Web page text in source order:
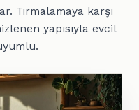
Tırmalamaya karşı
yapısıyla evcil